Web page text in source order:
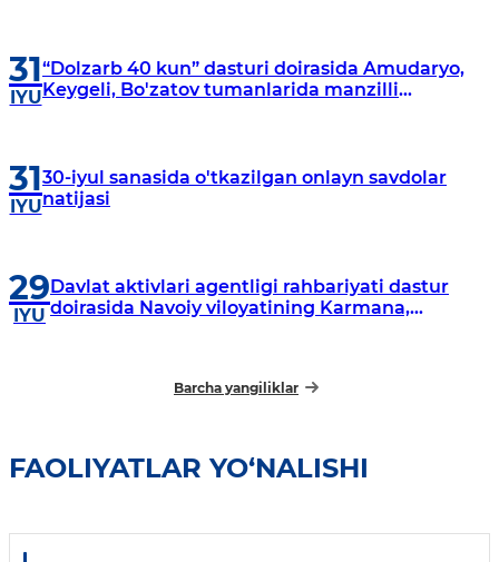
31
IYU
“Dolzarb 40 kun” dasturi doirasida Amudaryo,
Keygeli, Bo'zatov tumanlarida manzilli
31
IYU
30-iyul sanasida o'tkazilgan onlayn savdolar
natijasi
29
IYU
Davlat aktivlari agentligi rahbariyati dastur
doirasida Navoiy viloyatining Karmana,
Barcha yangiliklar
FAOLIYATLAR YO‘NALISHI